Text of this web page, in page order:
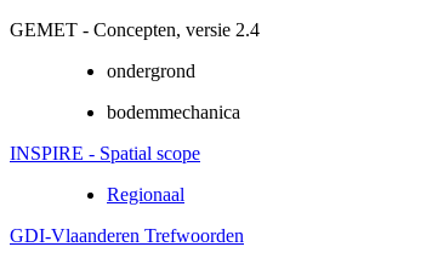
GEMET - Concepten, versie 2.4
ondergrond
bodemmechanica
INSPIRE - Spatial scope
Regionaal
GDI-Vlaanderen Trefwoorden